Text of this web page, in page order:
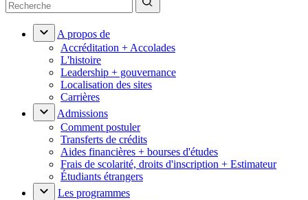
A propos de
Accréditation + Accolades
L'histoire
Leadership + gouvernance
Localisation des sites
Carrières
Admissions
Comment postuler
Transferts de crédits
Aides financières + bourses d'études
Frais de scolarité, droits d'inscription + Estimateur
Étudiants étrangers
Les programmes